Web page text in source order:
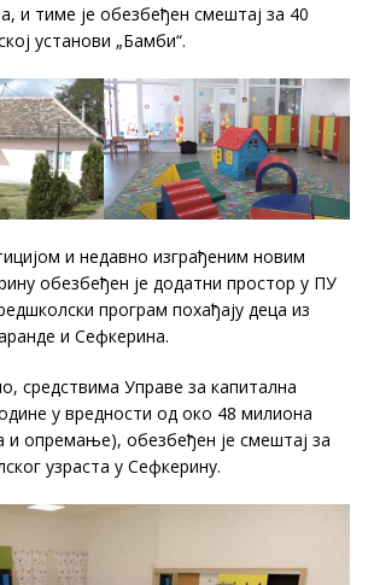
и тиме је обезбеђен смештај за 40
установи „Бамби“.
и недавно изграђеним новим
обезбеђен је додатни простор у ПУ
програм похађају деца из
и Сефкерина.
Управе за капитална
у вредности од око 48 милиона
и опремање), обезбеђен је смештај за
узраста у Сефкерину.